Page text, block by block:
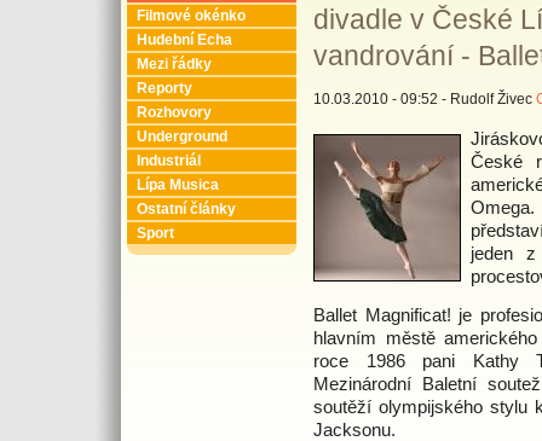
divadle v České
vandrování -
10.03.2010 - 09:52 - Rudolf Živec
České
jeden z
Ballet Magnificat! je
hlavním městě
roce 1986 pani Kathy
Mezinárodní Baletní
soutěží olympijského stylu
Jacksonu.
Filmové okénko
Hudební Echa
Mezi řádky
Reporty
Rozhovory
Underground
Industriál
Lípa Musica
Ostatní články
Sport